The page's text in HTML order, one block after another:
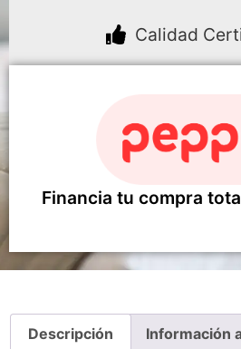
Calidad
Financia tu compra
Descripción Información